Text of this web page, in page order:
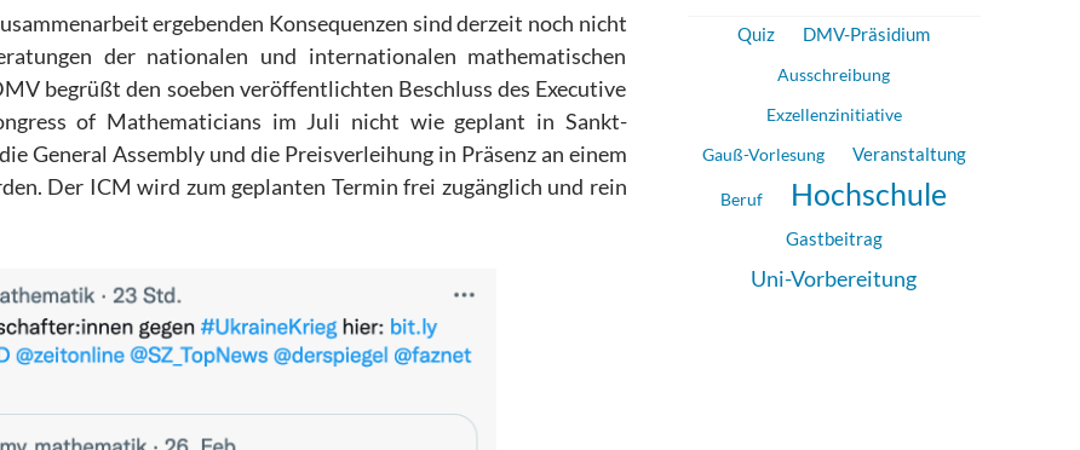
ergebenden Konsequenzen sind derzeit noch nicht
der nationalen und internationalen mathematischen
begrüßt den soeben veröffentlichten Beschluss des Executive
of Mathematicians im Juli nicht wie geplant in Sankt-
General Assembly und die Preisverleihung in Präsenz an einem
Der ICM wird zum geplanten Termin frei zugänglich und rein
Quiz DMV-Präsidium
Ausschreibung
Exzellenzinitiative
Gauß-Vorlesung
Veranstaltung
Beruf Hochschule
Gastbeitrag
Uni-Vorbereitung